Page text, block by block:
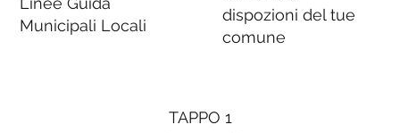
Municipali Locali
dispozioni del tue
comune
TAPPO 1